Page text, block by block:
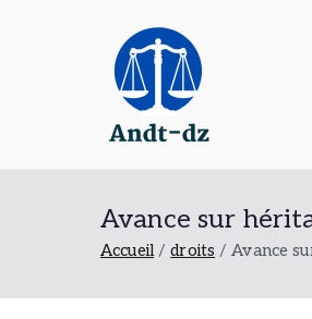
Avance sur
Accueil droits Avance